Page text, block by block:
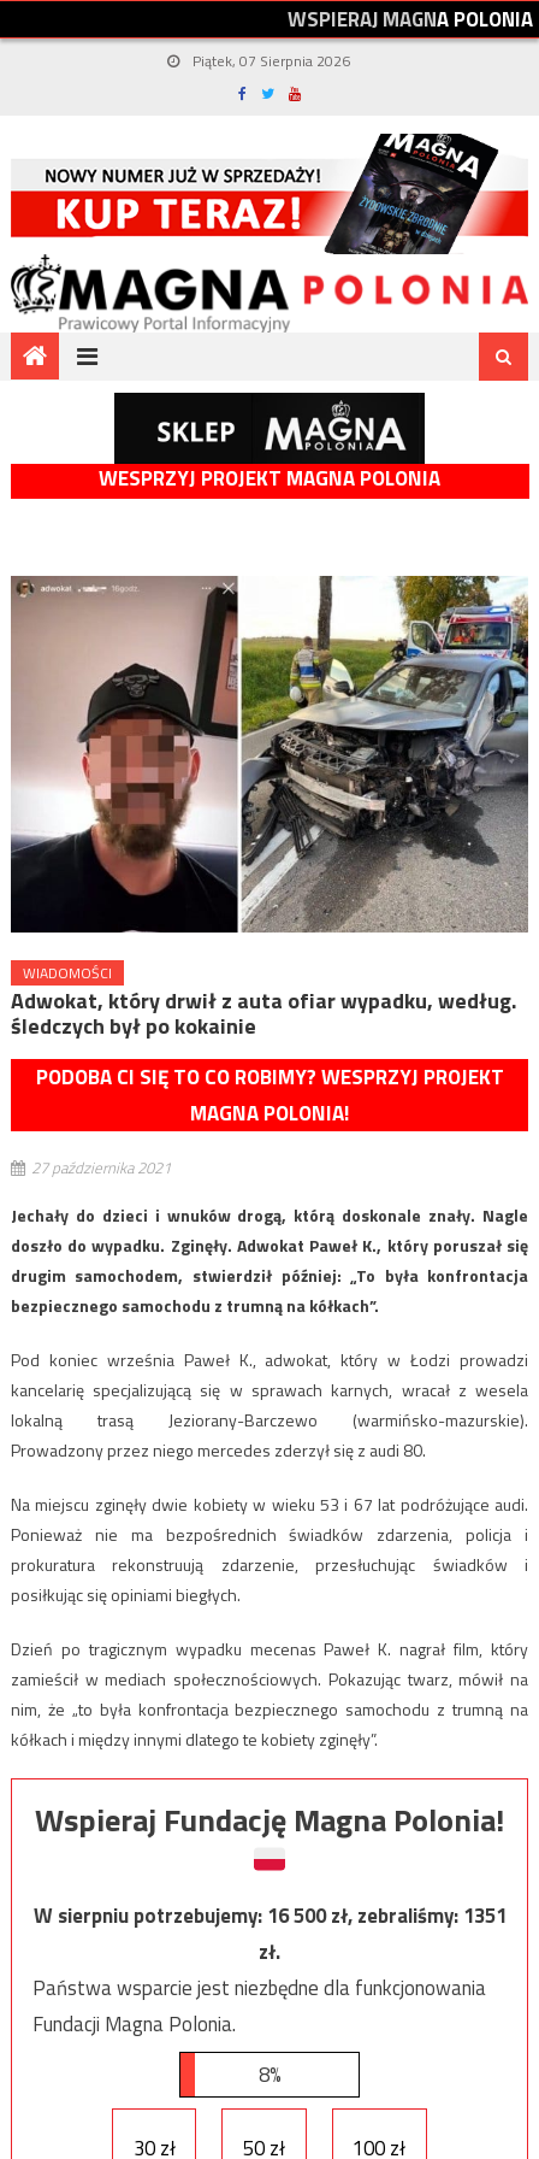
WSPIERAJMAGNAPOLONIA
Piątek, 07 Sierpnia 2026
WESPRZYJ PROJEKT MAGNA POLONIA
WIADOMOŚCI
Adwokat, który drwił z auta ofiar wypadku, według.
śledczych był po kokainie
PODOBA CI SIĘ TO CO ROBIMY? WESPRZYJ PROJEKT
MAGNA POLONIA!
27 października 2021
Jechały do dzieci i wnuków drogą, którą doskonale znały. Nagle
doszło do wypadku. Zginęły. Adwokat Paweł K., który poruszał się
drugim samochodem, stwierdził później: „To była konfrontacja
bezpiecznego samochodu z trumną na kółkach”.
Pod koniec września Paweł K., adwokat, który w Łodzi prowadzi
kancelarię specjalizującą się w sprawach karnych, wracał z wesela
lokalną trasą Jeziorany-Barczewo (warmińsko-mazurskie).
Prowadzony przez niego mercedes zderzył się z audi 80.
Na miejscu zginęły dwie kobiety w wieku 53 i 67 lat podróżujące audi.
Ponieważ nie ma bezpośrednich świadków zdarzenia, policja i
prokuratura rekonstruują zdarzenie, przesłuchując świadków i
posiłkując się opiniami biegłych.
Dzień po tragicznym wypadku mecenas Paweł K. nagrał film, który
zamieścił w mediach społecznościowych. Pokazując twarz, mówił na
nim, że „to była konfrontacja bezpiecznego samochodu z trumną na
kółkach i między innymi dlatego te kobiety zginęły”.
Wspieraj Fundację Magna Polonia!
W sierpniu potrzebujemy:16 500zł, zebraliśmy:1351
zł.
Państwa wsparcie jest niezbędne dla funkcjonowania
Fundacji Magna Polonia.
8%
30 zł 50 zł 100 zł